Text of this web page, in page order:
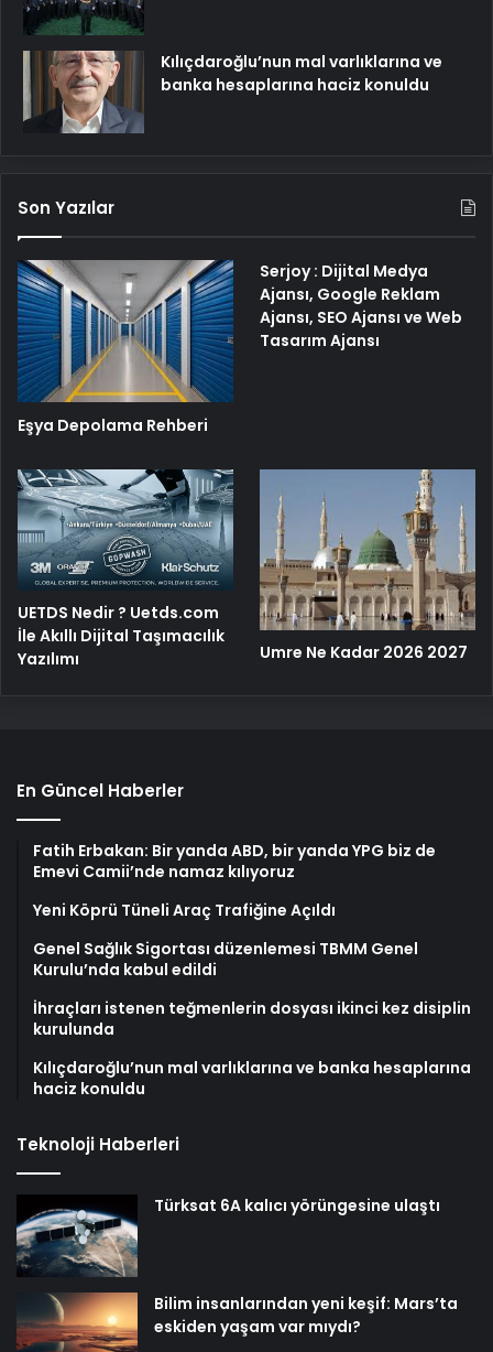
Kılıçdaroğlu’nun mal varlıklarına ve
banka hesaplarına haciz konuldu
Son Yazılar
Eşya Depolama Rehberi
Serjoy : Dijital Medya
Ajansı, Google Reklam
Ajansı, SEO Ajansı ve Web
Tasarım Ajansı
UETDS Nedir ? Uetds.com
İle Akıllı Dijital Taşımacılık
Yazılımı
Umre Ne Kadar 2026 2027
En Güncel Haberler
Fatih Erbakan: Bir yanda ABD, bir yanda YPG biz de
Emevi Camii’nde namaz kılıyoruz
Yeni Köprü Tüneli Araç Trafiğine Açıldı
Genel Sağlık Sigortası düzenlemesi TBMM Genel
Kurulu’nda kabul edildi
İhraçları istenen teğmenlerin dosyası ikinci kez disiplin
kurulunda
Kılıçdaroğlu’nun mal varlıklarına ve banka hesaplarına
haciz konuldu
Teknoloji Haberleri
Türksat 6A kalıcı yörüngesine ulaştı
Bilim insanlarından yeni keşif: Mars’ta
eskiden yaşam var mıydı?